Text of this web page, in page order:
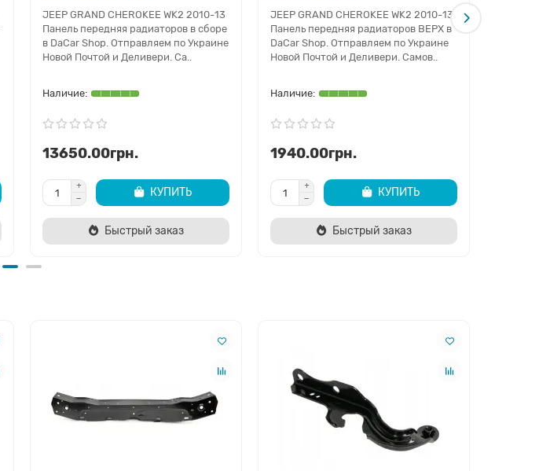
JEEP GRAND CHEROKEE WK2 2010-13
Панель передняя радиаторов в сборе
в DaCar Shop. Отправляем по Украине
Новой Почтой и Деливери. Са..
13650.00грн.
КУПИТЬ
Быстрый заказ
JEEP GRAND CHEROKEE WK2 2010-13
Панель передняя радиаторов ВЕРХ в
DaCar Shop. Отправляем по Украине
Новой Почтой и Деливери. Самов..
1940.00грн.
КУПИТЬ
Быстрый заказ